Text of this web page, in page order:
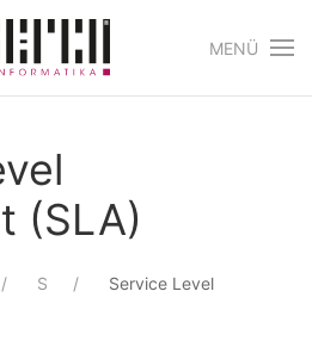
MENÜ
(SLA)
S
Service Level